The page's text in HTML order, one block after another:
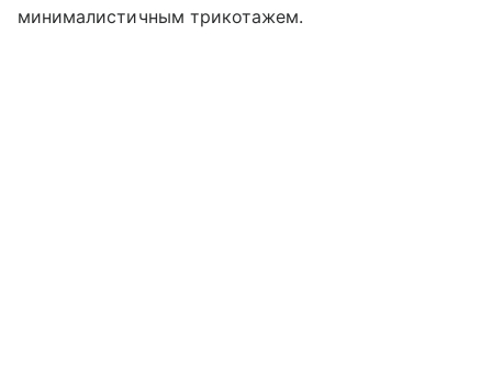
минималистичным трикотажем.